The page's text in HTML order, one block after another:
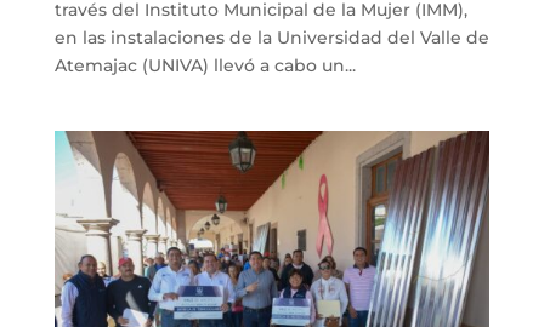
través del Instituto Municipal de la Mujer (IMM),
en las instalaciones de la Universidad del Valle de
Atemajac (UNIVA) llevó a cabo un...